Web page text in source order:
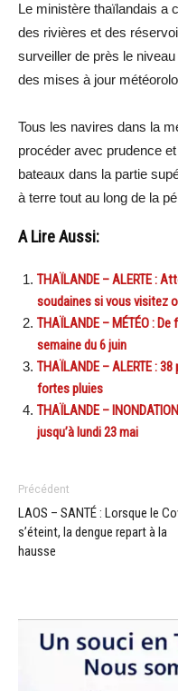
Le ministère thaïlandais a
des rivières et des
surveiller de près le
des mises à jour
Tous les navires dans la
procéder avec prudence
bateaux dans la partie
à terre tout au long de la
A Lire Aussi:
THAÏLANDE – ALERTE :
soudaines si vous visitez
THAÏLANDE – MÉTÉO :
semaine du 6 juin
THAÏLANDE – ALERTE :
fortes pluies
THAÏLANDE –
jusqu’à lundi 23 mai
Précédent
LAOS – SANTÉ : Lorsque le
s’éteint, la dengue repart à la
hausse